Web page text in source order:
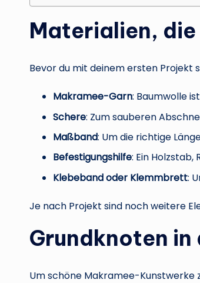
Materialien,
Bevor du mit deinem ersten Projekt
Makramee-Garn: Baumwolle
Schere: Zum sauberen
Maßband: Um die richtige
Befestigungshilfe: Ein
Klebeband oder Klemmbrett:
Je nach Projekt sind noch weitere
Grundknoten
Um schöne Makramee-Kunstwerke